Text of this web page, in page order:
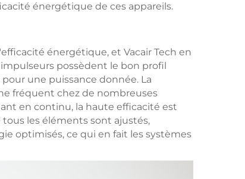
énergétique de ces appareils.
énergétique, et Vacair Tech en
possèdent le bon profil
une puissance donnée. La
fréquent chez de nombreuses
en continu, la haute efficacité est
les éléments sont ajustés,
optimisés, ce qui en fait les systèmes